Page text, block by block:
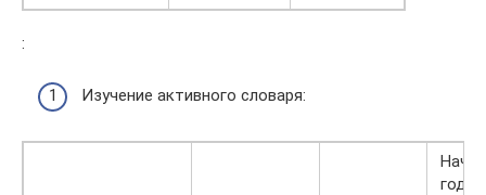
:
Изучение активного словаря:
года